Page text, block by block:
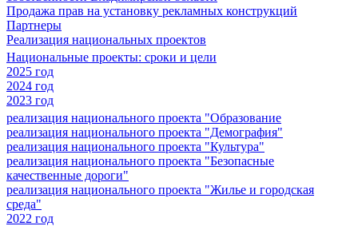
Продажа прав на установку рекламных конструкций
Партнеры
Реализация национальных проектов
Национальные проекты: сроки и цели
2025 год
2024 год
2023 год
реализация национального проекта "Образование
реализация национального проекта "Демография"
реализация национального проекта "Культура"
реализация национального проекта "Безопасные
качественные дороги"
реализация национального проекта "Жилье и городская
среда"
2022 год